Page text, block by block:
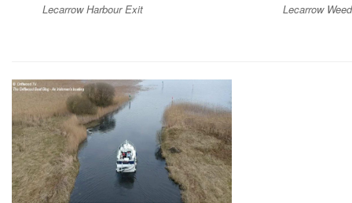
Lecarrow Harbour Exit Lecarrow